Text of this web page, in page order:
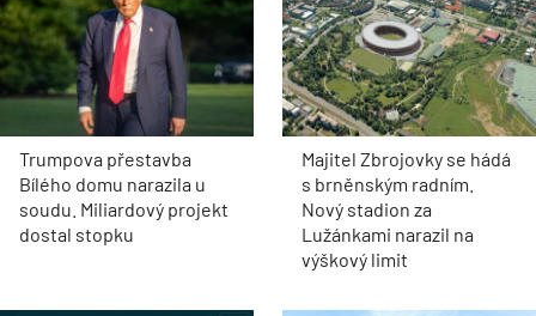
Trumpova přestavba
Bílého domu narazila u
soudu. Miliardový projekt
dostal stopku
Majitel Zbrojovky se hádá
s brněnským radním.
Nový stadion za
Lužánkami narazil na
výškový limit